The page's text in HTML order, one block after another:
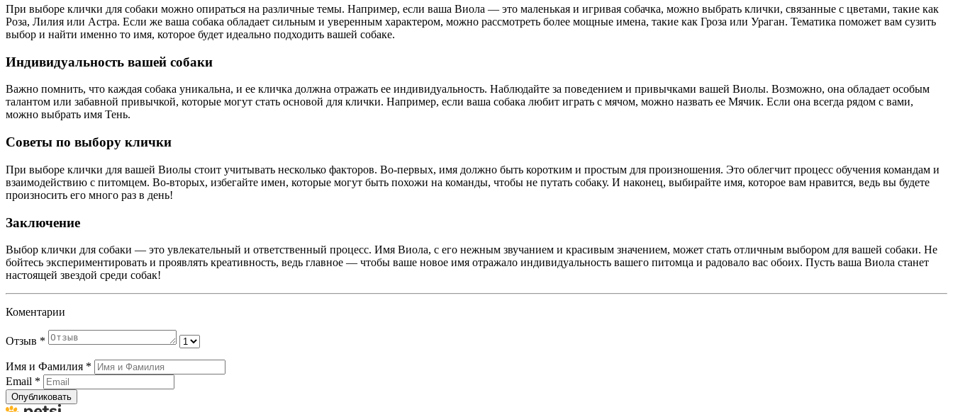
При выборе клички для собаки можно опираться на различные темы. Например, если ваша Виола — это маленькая и игривая собачка, можно выбрать клички, связанные с цветами, такие как
Роза, Лилия или Астра. Если же ваша собака обладает сильным и уверенным характером, можно рассмотреть более мощные имена, такие как Гроза или Ураган. Тематика поможет вам сузить
выбор и найти именно то имя, которое будет идеально подходить вашей собаке.
Индивидуальность вашей собаки
Важно помнить, что каждая собака уникальна, и ее кличка должна отражать ее индивидуальность. Наблюдайте за поведением и привычками вашей Виолы. Возможно, она обладает особым
талантом или забавной привычкой, которые могут стать основой для клички. Например, если ваша собака любит играть с мячом, можно назвать ее Мячик. Если она всегда рядом с вами,
можно выбрать имя Тень.
Советы по выбору клички
При выборе клички для вашей Виолы стоит учитывать несколько факторов. Во-первых, имя должно быть коротким и простым для произношения. Это облегчит процесс обучения командам и
взаимодействию с питомцем. Во-вторых, избегайте имен, которые могут быть похожи на команды, чтобы не путать собаку. И наконец, выбирайте имя, которое вам нравится, ведь вы будете
произносить его много раз в день!
Заключение
Выбор клички для собаки — это увлекательный и ответственный процесс. Имя Виола, с его нежным звучанием и красивым значением, может стать отличным выбором для вашей собаки. Не
бойтесь экспериментировать и проявлять креативность, ведь главное — чтобы ваше новое имя отражало индивидуальность вашего питомца и радовало вас обоих. Пусть ваша Виола станет
настоящей звездой среди собак!
Коментарии
Отзыв *
Имя и Фамилия *
Email *
Опубликовать